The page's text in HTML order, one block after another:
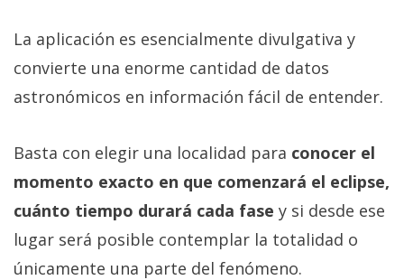
La aplicación es esencialmente divulgativa y
convierte una enorme cantidad de datos
astronómicos en información fácil de entender.
Basta con elegir una localidad para conocer el
momento exacto en que comenzará el eclipse,
cuánto tiempo durará cada fase y si desde ese
lugar será posible contemplar la totalidad o
únicamente una parte del fenómeno.